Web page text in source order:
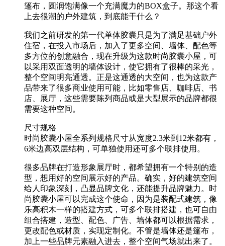
篷布，圆润饱满像一个充满魔力的BOX盒子。那这个看
上去很潮的户外建筑，到底能干什么？
我们之前研发的第一代单体胶囊只是为了满足基础户外
住宿，在投入市场后，加入了更多空间、墙体、配色等
多方位的创意融合，现在升级为这款时尚胶囊小屋，可
以采用双面透明的墙体设计，使它拥有了很棒的采光，
整个空间明亮通透。正是这通透的大空间，也为这款产
品带来了很多商业使用可能，比如零售店、咖啡店、书
店、展厅，这些需要陈列商品或是大型展示的品牌都很
需要这种空间。
尺寸规格
时尚胶囊小屋全系列规格尺寸从宽度2.3米到12米都有，
6米边高双层结构，可单独使用还可多个联排使用。
很多品牌在打造形象展厅时，都希望拥有一个特别的造
型，想用好的空间展示好的产品。确实，好的建筑空间
给人印象深刻，凸显品牌文化，还能提升品牌魅力。时
尚胶囊小屋可以完成这个使命，因为是装配式建筑，像
乐高积木一样的搭建方式，可多个联排搭建，也可自由
组合搭建，造型、配色、广告、墙体都可以根据需求，
更改配色或材质，实现定制化。不管是墙体还是篷布，
加上一些品牌元素融入进去，整个空间气场就出来了。